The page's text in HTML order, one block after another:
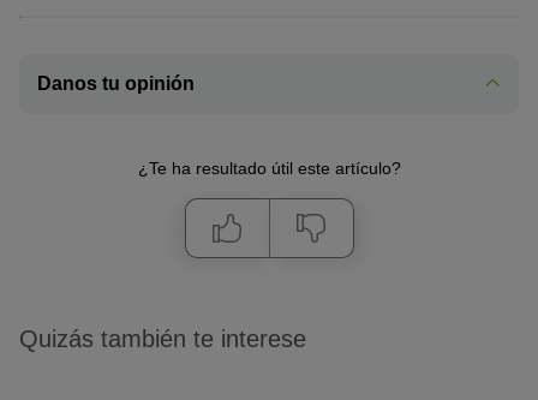
Danos tu opinión
¿Te ha resultado útil este artículo?
Quizás también te interese